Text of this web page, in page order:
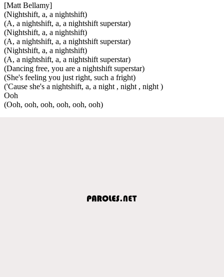
[Matt Bellamy]
(Nightshift, a, a nightshift)
(A, a nightshift, a, a nightshift superstar)
(Nightshift, a, a nightshift)
(A, a nightshift, a, a nightshift superstar)
(Nightshift, a, a nightshift)
(A, a nightshift, a, a nightshift superstar)
(Dancing free, you are a nightshift superstar)
(She's feeling you just right, such a fright)
('Cause she's a nightshift, a, a night , night , night )
Ooh
(Ooh, ooh, ooh, ooh, ooh, ooh)